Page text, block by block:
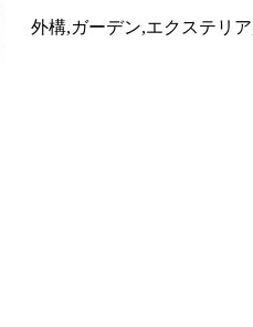
外構,ガーデン,エクステリ